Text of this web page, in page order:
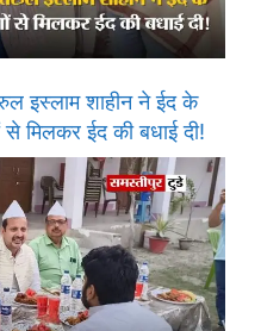
इस्लाम शाहीन ने ईद के
से मिलकर ईद की बधाई दी!